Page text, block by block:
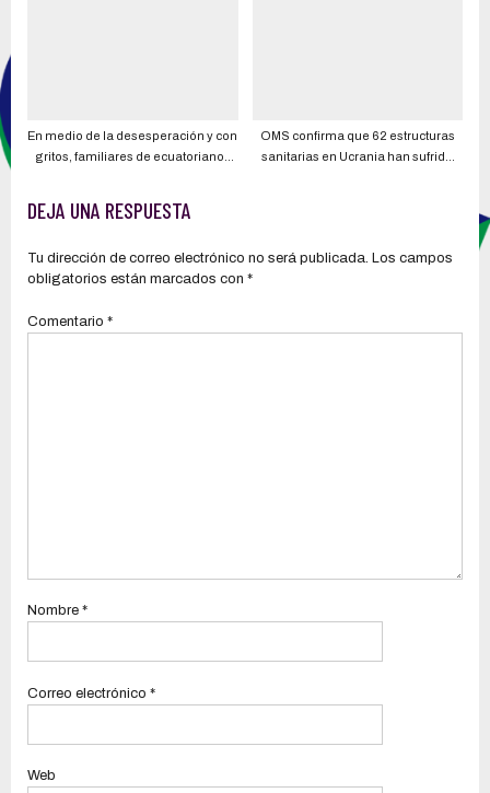
En medio de la desesperación y con
gritos, familiares de ecuatorianos
Ejecutivo
OMS confirma que 62 estructuras
sanitarias en Ucrania han sufrido
DEJA UNA RESPUESTA
Tu dirección de correo electrónico no será publicada. Los campos
obligatorios están marcados con *
Comentario *
Nombre *
Correo electrónico *
Web